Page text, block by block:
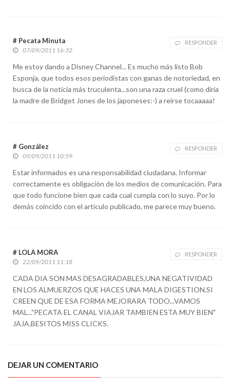
# Pecata Minuta RESPONDER
07/09/2011 16:32
Me estoy dando a Disney Channel... Es mucho más listo Bob
Esponja, que todos esos periodistas con ganas de notoriedad, en
busca de la noticia más truculenta...son una raza cruel (como diría
la madre de Bridget Jones de los japoneses:-) a reirse tocaaaaa!
# González RESPONDER
09/09/2011 10:59
Estar informados es una responsabilidad ciudadana. Informar
correctamente es obligación de los medios de comunicación. Para
que todo funcione bien que cada cual cumpla con lo suyo. Por lo
demás coincido con el artículo publicado, me parece muy bueno.
# LOLA MORA RESPONDER
22/09/2011 11:18
CADA DIA SON MAS DESAGRADABLES,UNA NEGATIVIDAD
EN LOS ALMUERZOS QUE HACES UNA MALA DIGESTION.SI
CREEN QUE DE ESA FORMA MEJORARA TODO...VAMOS
MAL..."PECATA EL CANAL VIAJAR TAMBIEN ESTA MUY BIEN"
JAJA.BESITOS MISS CLICKS.
DEJAR UN COMENTARIO